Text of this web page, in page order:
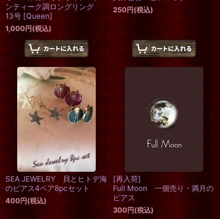
ンティーク調ロングリング
13号 [Queen]
1,000円(税込)
250円(税込)
SEA JEWELRY 貝とヒトデ海
のピアス4ペア8pcセット
400円(税込)
[再入荷]
Full Moon 一個売り・満月の
ピアス
300円(税込)